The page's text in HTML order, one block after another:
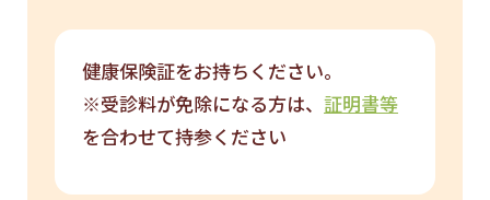
健康保険証をお持ちください。
※受診料が免除になる方は、 証明書等
を合わせて持参ください